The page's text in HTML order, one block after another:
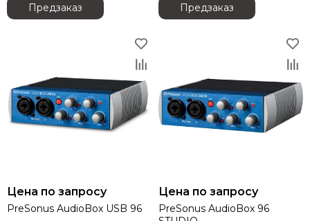
Audiorus
Behringer
Beyerdynamic
Bristage
Chamsys
Color Imagination
Coreat
Предзаказ
Предзаказ
Цена по запросу
PreSonus AudioBox USB 96
Цена по запросу
PreSonus AudioBox 96